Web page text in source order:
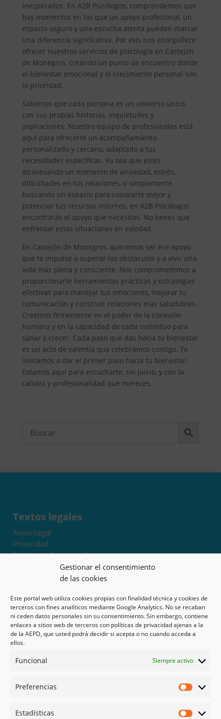
Gestionar el consentimiento
de las cookies
Este portal web utiliza cookies propias con finalidad técnica y cookies de
terceros con fines analíticos mediante Google Analytics. No se recaban
ni ceden datos personales sin su consentimiento. Sin embargo, contiene
enlaces a sitios web de terceros con políticas de privacidad ajenas a la
de la AEPD, que usted podrá decidir si acepta o no cuando acceda a
ellos.
Funcional Siempre activo
Preferencias
Estadísticas
inesperados. En A2B Psicólogos, comprendemos que
hay momentos en los que un apoyo profesional, un
espacio seguro y una escucha atenta pueden marcar
una diferencia significativa. Por eso, nos enorgullece
ofrecer nuestros servicios de psicología en Castejón
de Monegros, creando un punto de encuentro donde
el bienestar emocional y el crecimiento personal son
la prioridad.
Sabemos que cada persona es un universo único,
con sus propias historias, inquietudes y
aspiraciones. Nuestro equipo de profesionales está
aquí para ofrecerte un acompañamiento
personalizado y cercano, adaptado a tus
necesidades específicas. Ya sea que estés
atravesando un momento de ansiedad, estrés,
dificultades en tus relaciones, o simplemente
buscando un espacio para conocerte mejor y
potenciar tus recursos internos, en A2B Psicólogos
encontrarás el apoyo que necesitas. No tienes que
enfrentar estas situaciones en soledad.
En Castejón de Monegros, queremos ser ese apoyo
que te impulse a superar los obstáculos y a vivir una
vida más plena y consciente. Nos comprometemos a
proporcionarte herramientas prácticas y estrategias
efectivas para manejar tus emociones, mejorar tu
comunicación y construir relaciones más saludables.
Creemos firmemente en el poder de la conexión
humana y en la capacidad de cada individuo para
sanar y crecer. Cada paso que das hacia tu bienestar
es un acto de valentía que celebramos contigo. Te
invitamos a dar el primer paso hacia tu bienestar.
Estamos aquí para escucharte, sin juicio, y con la
calidez y profesionalidad que mereces.
Textos legales
Aviso Legal
Privacidad
Política de Cookies UE
Términos y condiciones
Exoneración de responsabilidad
Mapa del sitio
Mi cuenta
Tienda
Psicología en Murcia
Guías
Redes sociales
Instagram